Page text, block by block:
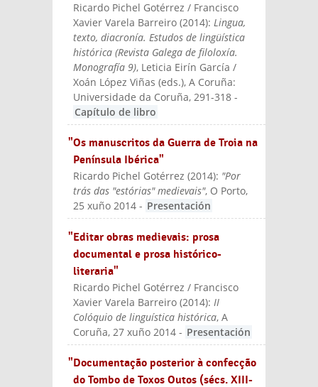
Ricardo Pichel Gotérrez / Francisco
Xavier Varela Barreiro (2014):Lingua,
texto, diacronía. Estudos de lingüística
histórica (Revista Galega de filoloxía.
Monografía 9), Leticia Eirín García /
Xoán López Viñas (eds.), A Coruña:
Universidade da Coruña, 291-318 -
Capítulo de libro
"Os manuscritos da Guerra de Troia na
Península Ibérica"
Ricardo Pichel Gotérrez (2014): "Por
trás das "estórias" medievais", O Porto,
25 xuño 2014 - Presentación
"Editar obras medievais: prosa
documental e prosa histórico-
literaria"
Ricardo Pichel Gotérrez / Francisco
Xavier Varela Barreiro (2014): II
Colóquio de linguística histórica, A
Coruña, 27 xuño 2014 - Presentación
"Documentação posterior à confecção
do Tombo de Toxos Outos (sécs. XIII-